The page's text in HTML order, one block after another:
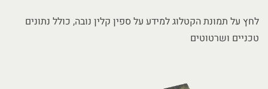
לחץ על תמונת הקטלוג למידע על ספין קלין נובה, כולל נתונים
טכניים ושרטוטים